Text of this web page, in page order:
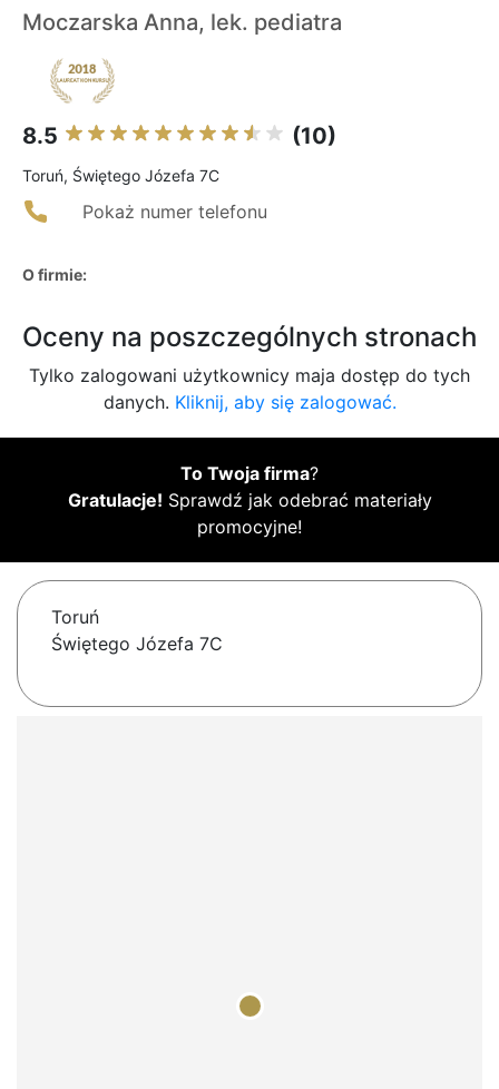
Moczarska Anna, lek. pediatra
8.5 (10)
Toruń, Świętego Józefa 7C
Pokaż numer telefonu
O firmie:
Oceny na poszczególnych stronach
Tylko zalogowani użytkownicy maja dostęp do tych
danych. Kliknij, aby się zalogować.
To Twoja firma?
Gratulacje! Sprawdź jak odebrać materiały
promocyjne!
Toruń
Świętego Józefa 7C